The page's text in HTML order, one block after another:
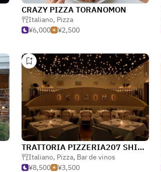
CRAZY PIZZA TORANOMON
Italiano, Pizza
¥6,000
¥2,500
TRATTORIA PIZZERIA207 SHIBUYA
Italiano, Pizza, Bar de vinos
¥8,500
¥3,500